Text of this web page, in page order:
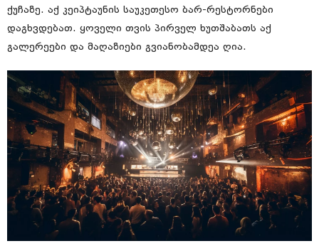
ქუჩაზე. აქ კეიპტაუნის საუკეთესო ბარ-რესტორნები
დაგხვდებათ. ყოველი თვის პირველ ხუთშაბათს აქ
გალერეები და მაღაზიები გვიანობამდეა ღია.